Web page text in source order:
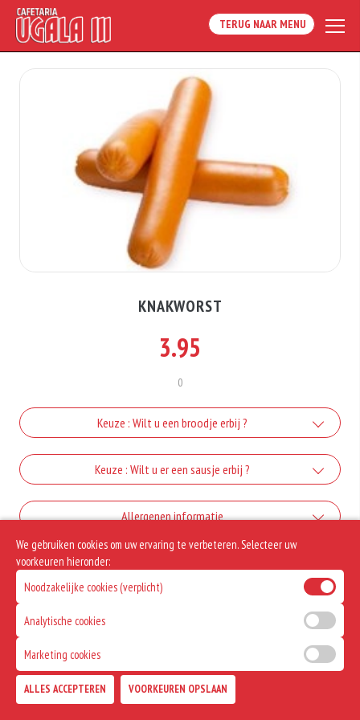
TERUG NAAR MENU
KNAKWORST
3.95
0
Keuze : Wilt u een broodje erbij ?
Broodje
+€0.50
Keuze : Wilt u er een sausje erbij ?
Mayonaise
+€0.30
+€0.30
Satesaus
Allergenen informatie
We gebruiken cookies om uw ervaring te verbeteren. Selecteer uw
voorkeuren hieronder:
Noodzakelijke cookies (verplicht)
Analytische cookies
Marketing cookies
ALLES ACCEPTEREN VOORKEUREN OPSLAAN